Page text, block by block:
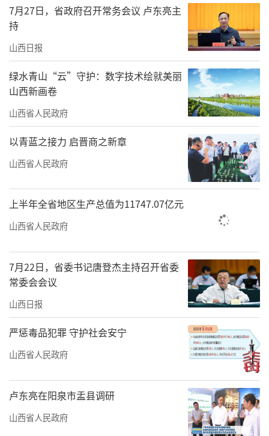
护好云冈石窟，不仅具有中国意义，而且具有
世界意义。历史文化遗产是不可再生、不可替
代的宝贵资源，要始终把保护放在第一位。”
“保护第一”，字字千钧；“世界意
义”，意蕴深远。
六年来，我省牢记领袖殷殷嘱托，锚定文
化传承时代使命，高质量推进云冈石窟文化遗
产保护和云冈学建设工作，在文物系统性保护
中筑牢根基，持续创新数字化活化传播方式。
坚持“以文塑旅、以旅彰文”，让千年文脉在
新时代绵延赓续、焕发新生。
数智赋能 赓续千年历史文脉
5月的云冈石窟，游人如织，尽显世界文化
遗产的蓬勃活力；石窟之旁，云冈研究院文化
遗产保护与监测中心内，一派沉静专注。中心
副主任闫宏彬与技术人员紧盯各类数据变化。
“‘保护第一’是我们文物工作的核心要
义。”闫宏彬的话语掷地有声。
他表示，凝结水已成为威胁石窟存续的核
心症结之一，历经反复试验优化，云冈石窟第
7月27日，省政府召开常务会议 卢东亮主
持
山西日报
绿水青山“云”守护：数字技术绘就美丽
山西新画卷
山西省人民政府
以青蓝之接力 启晋商之新章
山西省人民政府
上半年全省地区生产总值为11747.07亿元
山西省人民政府
7月22日，省委书记唐登杰主持召开省委
常委会会议
山西日报
严惩毒品犯罪 守护社会安宁
山西省人民政府
卢东亮在阳泉市盂县调研
山西省人民政府